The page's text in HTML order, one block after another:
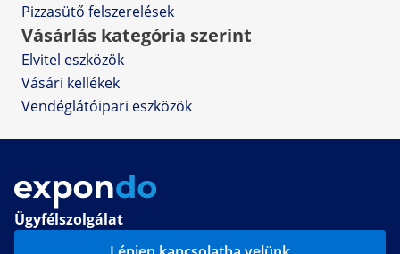
Pizzasütő felszerelések
Vásárlás kategória szerint
Elvitel eszközök
Vásári kellékek
Vendéglátóipari eszközök
Ügyfélszolgálat